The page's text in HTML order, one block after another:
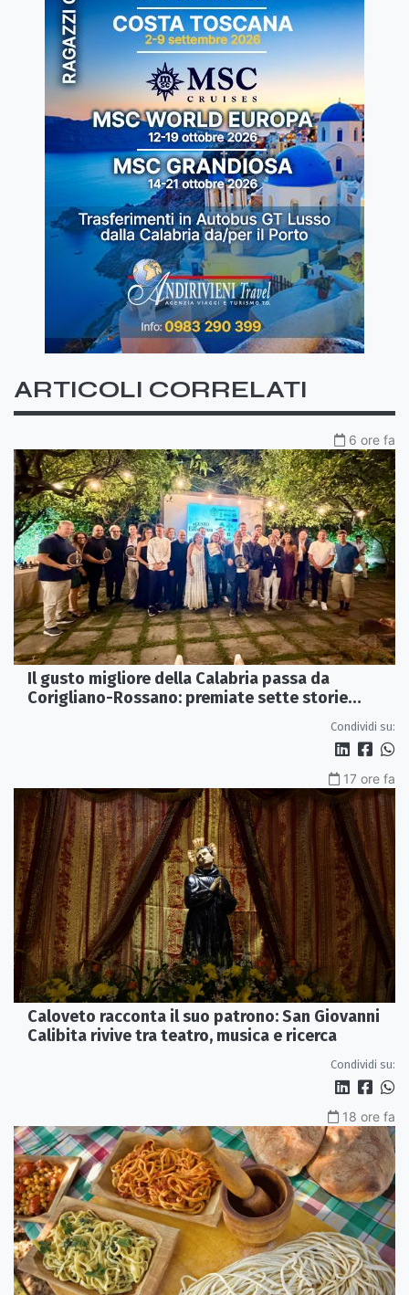
ARTICOLI CORRELATI
6 ore fa
Il gusto migliore della Calabria passa da
Corigliano-Rossano: premiate sette storie
Condividi su:
17 ore fa
Caloveto racconta il suo patrono: San Giovanni
Calibita rivive tra teatro, musica e ricerca
Condividi su:
18 ore fa